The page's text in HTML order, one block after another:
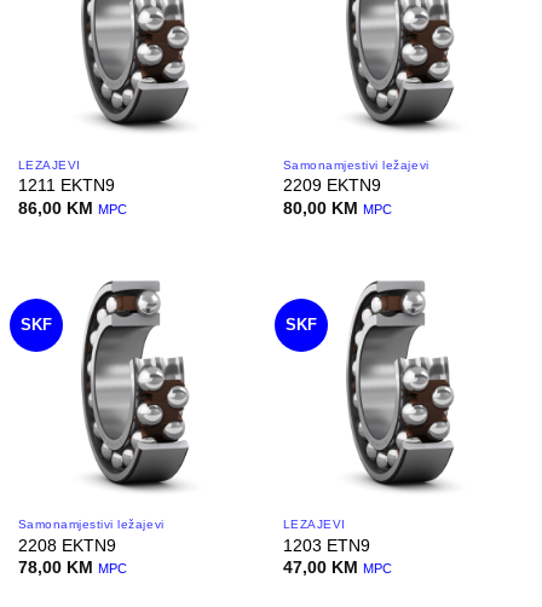
LEŽAJEVI
1211 EKTN9
86,00 KM MPC
Samonamjestivi ležajevi
2209 EKTN9
80,00 KM MPC
SKF
Samonamjestivi ležajevi
2208 EKTN9
78,00 KM MPC
SKF
LEŽAJEVI
1203 ETN9
47,00 KM MPC